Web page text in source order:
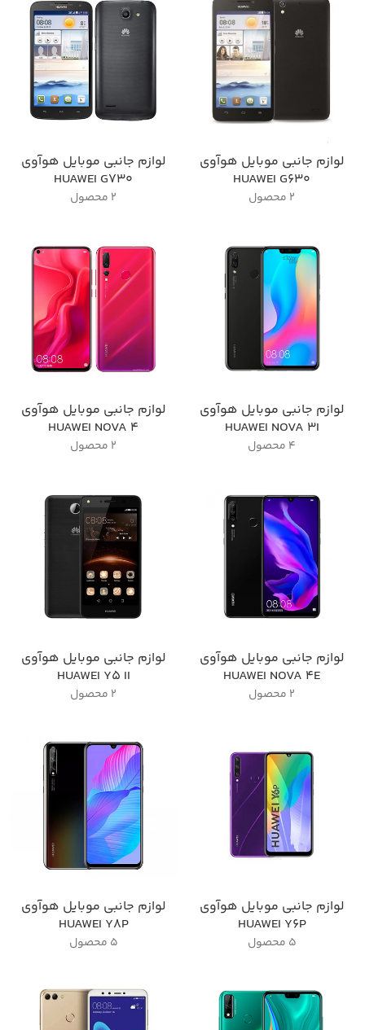
لوازم جانبی موبایل هوآوی
HUAWEI G630
2 محصول
لوازم جانبی موبایل هوآوی
HUAWEI G730
2 محصول
لوازم جانبی موبایل هوآوی
HUAWEI NOVA 3I
4 محصول
لوازم جانبی موبایل هوآوی
HUAWEI NOVA 4
2 محصول
لوازم جانبی موبایل هوآوی
HUAWEI NOVA 4E
2 محصول
لوازم جانبی موبایل هوآوی
HUAWEI Y5 II
2 محصول
لوازم جانبی موبایل هوآوی
HUAWEI Y6P
5 محصول
لوازم جانبی موبایل هوآوی
HUAWEI Y8P
5 محصول